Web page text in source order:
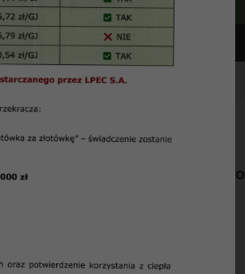
„Czuby” w Lublinie odbytego